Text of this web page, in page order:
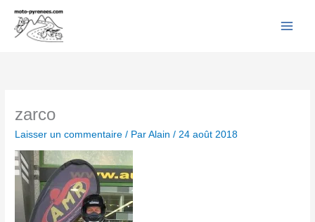
contenu
zarco
Laisser un commentaire / ParAlain/ 24 août 2018